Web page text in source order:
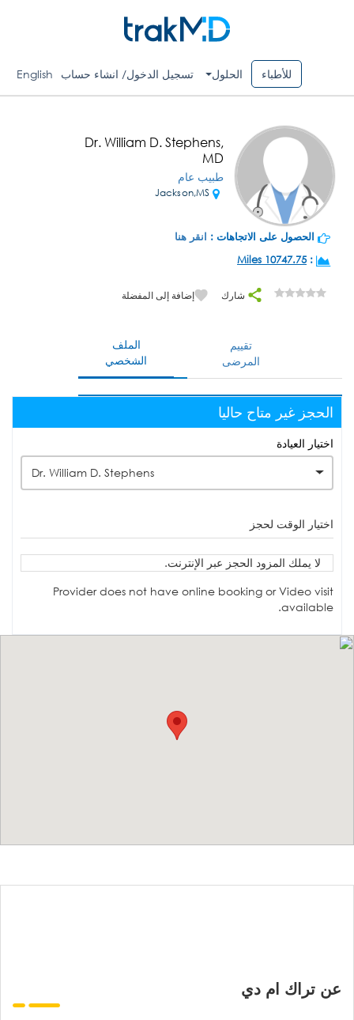
للأطباء الحلول تسجيل الدخول/ انشاء حساب English
Dr. William D. Stephens,
MD
طبيب عام
الحصول على الاتجاهات : انقر هنا
:
10747.75 Miles
شارك إضافة إلى المفضلة
الملف
الشخصي
تقييم
المرضى
الحجز غير متاح حاليا
اختيار العيادة
Dr. William D. Stephens
اختيار الوقت لحجز
لا يملك المزود الحجز عبر الإنترنت.
Provider does not have online booking or Video visit
available.
عن تراك ام دي